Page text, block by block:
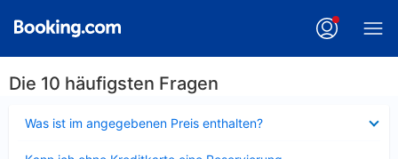
Die 10 häufigsten Fragen
Was ist im angegebenen Preis enthalten?